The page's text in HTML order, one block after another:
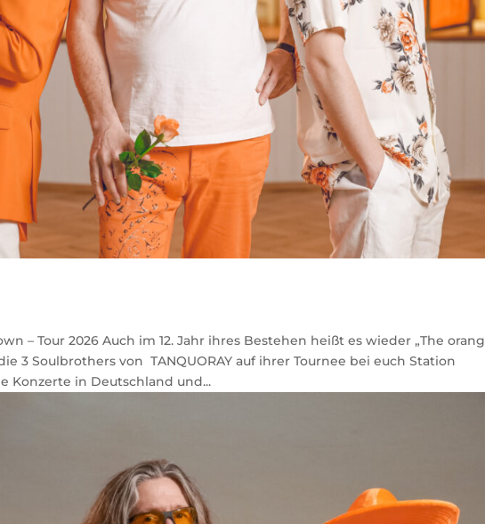
– Tour 2026 Auch im 12. Jahr ihres Bestehen heißt es wieder „The
3 Soulbrothers von TANQUORAY auf ihrer Tournee bei euch Station
Konzerte in Deutschland und...